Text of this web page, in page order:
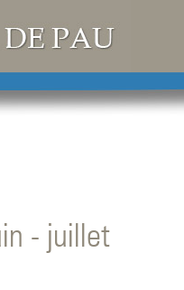
- juillet